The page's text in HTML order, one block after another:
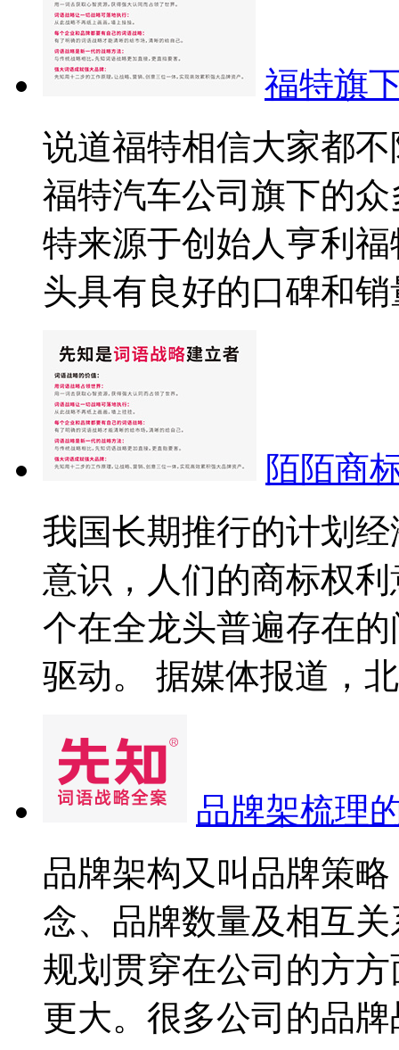
福特旗
说道福特相信大家都
福特汽车公司旗下的
特来源于创始人亨利
头具有良好的口碑和销
陌陌商
我国长期推行的计划
意识，人们的商标权
个在全龙头普遍存在
驱动。 据媒体报道，
品牌架梳理
品牌架构又叫品牌策
念、品牌数量及相互
规划贯穿在公司的方
更大。很多公司的品牌